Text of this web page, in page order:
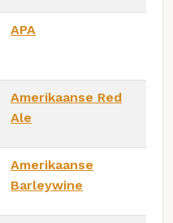
APA
Amerikaanse Red
Ale
Amerikaanse
Barleywine